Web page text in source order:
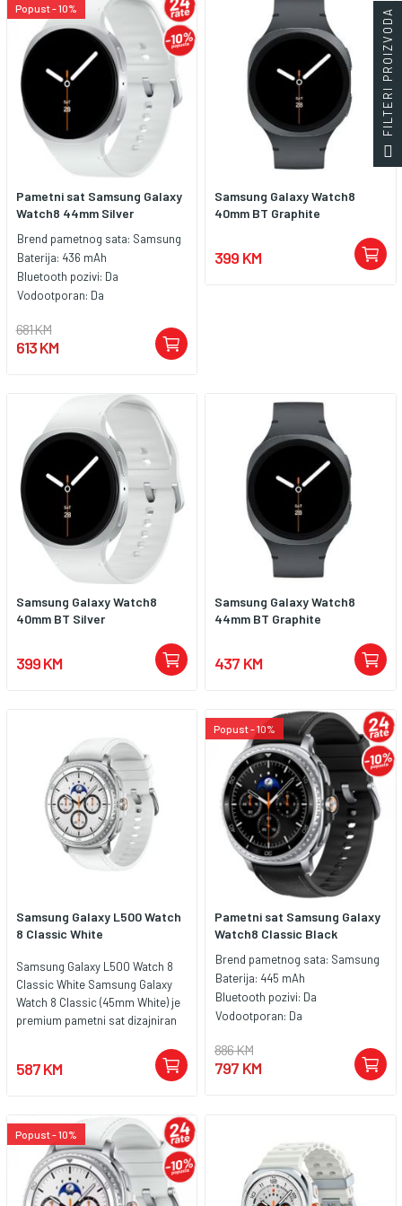
Popust - 10%
Pametni sat Samsung Galaxy
Watch8 44mm Silver
Brend pametnog sata: Samsung
Baterija: 436 mAh
Bluetooth pozivi: Da
Vodootporan: Da
681 KM
613 KM
Samsung Galaxy Watch8
40mm BT Graphite
399 KM
Samsung Galaxy Watch8
40mm BT Silver
399 KM
Samsung Galaxy Watch8
44mm BT Graphite
437 KM
Samsung Galaxy L500 Watch
8 Classic White
Samsung Galaxy L500 Watch 8
Classic White Samsung Galaxy
Watch 8 Classic (45mm White) je
premium pametni sat dizajniran
funkcija za zdravlje, sport i
sofisticiranim dizajnom, idealan
je za poslovne i sportske prilike.
Ključne karakteristike: Ekran: 1.5"
Super AMOLED ekran sa Always-
On prikazom, visoke rezolucije i
587 KM
Popust - 10%
Pametni sat Samsung Galaxy
Watch8 Classic Black
Brend pametnog sata: Samsung
Baterija: 445 mAh
Bluetooth pozivi: Da
Vodootporan: Da
886 KM
797 KM
Popust - 10%
FILTERI PROIZVODA